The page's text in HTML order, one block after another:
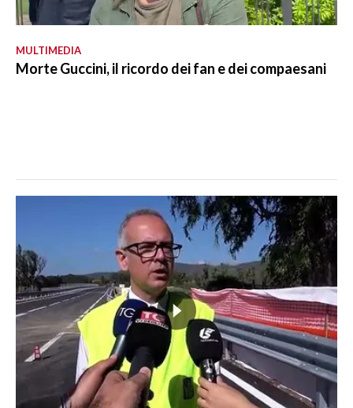
MULTIMEDIA
Morte Guccini, il ricordo dei fan e dei compaesani